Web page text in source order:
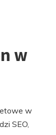
w
w
SEO,